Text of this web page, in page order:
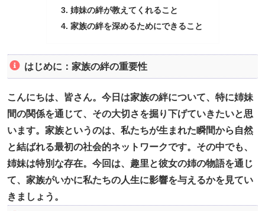
姉妹の絆が教えてくれること
家族の絆を深めるためにできること
はじめに：家族の絆の重要性
こんにちは、皆さん。今日は家族の絆について、特に姉妹
間の関係を通じて、その大切さを掘り下げていきたいと思
います。家族というのは、私たちが生まれた瞬間から自然
と結ばれる最初の社会的ネットワークです。その中でも、
姉妹は特別な存在。今回は、趣里と彼女の姉の物語を通じ
て、家族がいかに私たちの人生に影響を与えるかを見てい
きましょう。